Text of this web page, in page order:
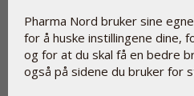
Husk vitamin D
immunsystemet
Pharma Nord bruker sine
for å huske instillingene dine,
og for at du skal få en bedre
også på sidene du bruker for